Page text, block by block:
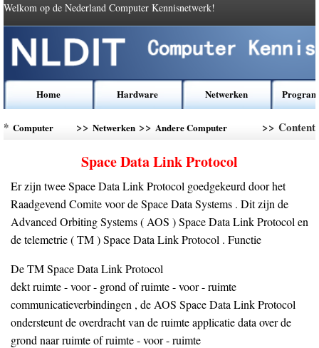
Welkom op de Nederland Computer Kennisnetwerk!
Home Hardware Netwerken
* Computer
>>Netwerken >>Andere Computer
>> Content
Space Data Link Protocol
Er zijn twee Space Data Link Protocol goedgekeurd door het
Raadgevend Comite voor de Space Data Systems . Dit zijn de
Advanced Orbiting Systems ( AOS ) Space Data Link Protocol en
de telemetrie ( TM ) Space Data Link Protocol . Functie
De TM Space Data Link Protocol
dekt ruimte - voor - grond of ruimte - voor - ruimte
communicatieverbindingen , de AOS Space Data Link Protocol
ondersteunt de overdracht van de ruimte applicatie data over de
grond naar ruimte of ruimte - voor - ruimte